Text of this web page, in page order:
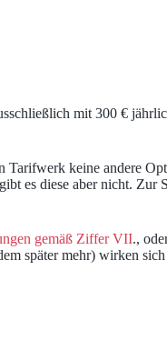
mit 300 €
keine andere
es diese aber nicht.
gemäß Ziffer VII.,
später mehr) wirken